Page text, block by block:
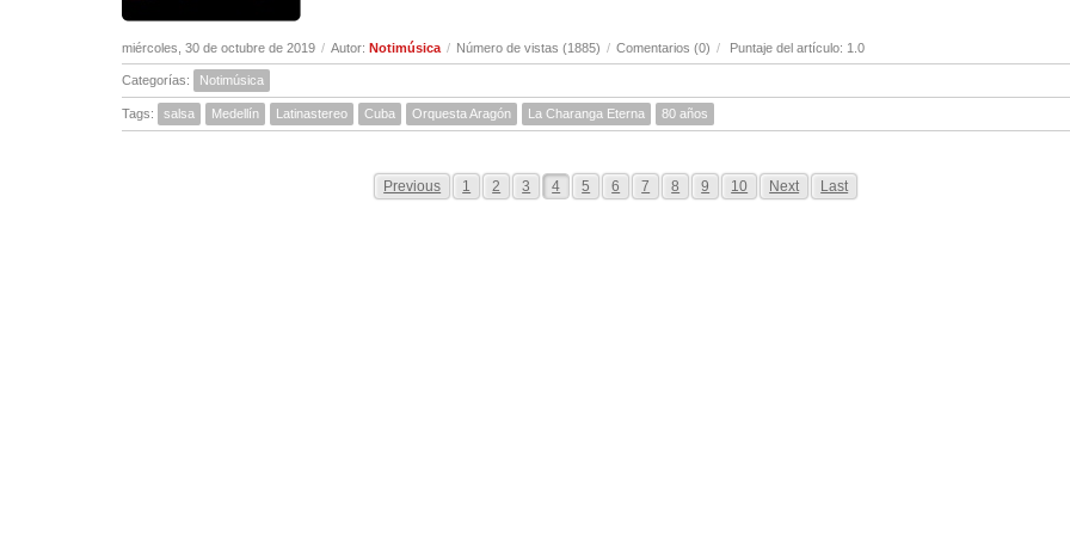
miércoles, 30 de octubre de 2019 / Autor: Notimúsica / Número de vistas (1885) / Comentarios (0) / Puntaje del artículo: 1.0
Categorías: Notimúsica
Tags: salsa Medellín Latinastereo Cuba Orquesta Aragón La Charanga Eterna 80 años
Previous 1 2 3 4 5 6 7 8 9 10 Next Last